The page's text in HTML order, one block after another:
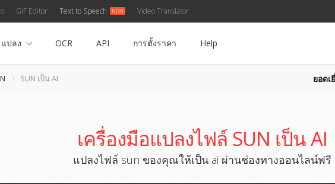
GIF Editor Text to Speech Video Translator
แปลง OCR API การตั้งราคา Help
SUN เป็น AI ยอดเ
เครื่องมือแปลงไฟล์ SUN เป็น AI
แปลงไฟล์ sun ของคุณให้เป็น ai ผ่านช่องทางออนไลน์ฟรี